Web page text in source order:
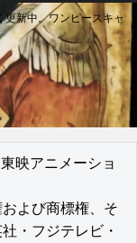
更新中。ワンピースキャ
映アニメーショ
よび商標権、そ
・フジテレビ・